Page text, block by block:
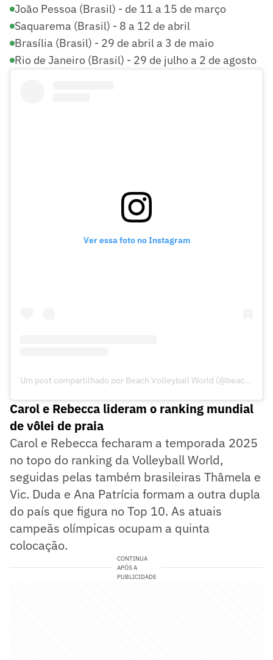
João Pessoa (Brasil) - de 11 a 15 de março
Saquarema (Brasil) - 8 a 12 de abril
Brasília (Brasil) - 29 de abril a 3 de maio
Rio de Janeiro (Brasil) - 29 de julho a 2 de agosto
Ver essa foto no Instagram
Um post compartilhado por Beach Volleyball World (@beachvolleyballworld)
Carol e Rebecca lideram o ranking mundial
de vôlei de praia
Carol e Rebecca fecharam a temporada 2025
no topo do ranking da Volleyball World,
seguidas pelas também brasileiras Thâmela e
Vic. Duda e Ana Patrícia formam a outra dupla
do país que figura no Top 10. As atuais
campeãs olímpicas ocupam a quinta
colocação.
CONTINUA
APÓS A
PUBLICIDADE